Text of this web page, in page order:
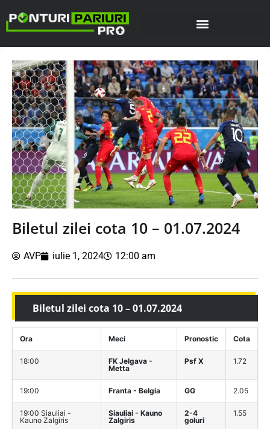
Biletul zilei cota 10 – 01.07.2024
AVP iulie 1, 2024 12:00 am
Biletul zilei cota 10 – 01.07.2024
Ora Meci Pronostic Cota
18:00
FK Jelgava -
Metta
Psf X 1.72
19:00 Franta - Belgia GG 2.05
19:00 Siauliai -
Kauno Zalgiris
Siauliai - Kauno
Zalgiris
2-4
goluri
1.55